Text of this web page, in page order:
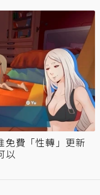
免費「性轉」更新
以